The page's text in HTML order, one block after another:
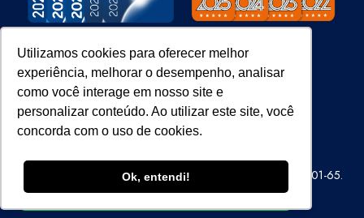
Utilizamos cookies para oferecer melhor
experiência, melhorar o desempenho, analisar
como você interage em nosso site e
personalizar conteúdo. Ao utilizar este site, você
concorda com o uso de cookies.
Ok, entendi!
ENTRE EM CONTATO
Site 100% Seguro
Super Visão Perícias e Vistorias Ltda – CNPJ 07.686.414/0001-65.